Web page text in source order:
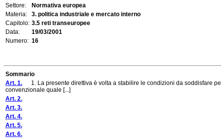
Settore:
Normativa europea
Materia:
3. politica industriale e mercato interno
Capitolo: 3.5 reti transeuropee
Data:
19/03/2001
Numero: 16
Sommario
Art. 1. 1. La presente direttiva è volta a stabilire le condizioni da soddisfare
convenzionale quale [...]
Art. 2.
Art. 3.
Art. 4.
Art. 5.
Art. 6.